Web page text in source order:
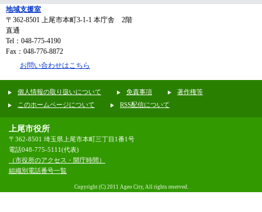
地域支援室
〒362-8501
上尾市本町3-1-1 本庁舎 2階
直通
Tel：048-775-4190
Fax：048-776-8872
お問い合わせはこちら
個人情報の取り扱いについて 免責事項
著作権等
このホームページについて
RSS配信について
上尾市役所
〒362-8501 埼玉県上尾市本町三丁目1番1号
電話048-775-5111(代表)
（市役所のアクセス・開庁時間）
組織別電話番号一覧
Copyright (C) 2011 Ageo City, All rights reserved.